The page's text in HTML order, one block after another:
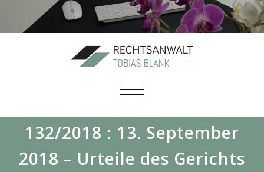
SCHALTE
132/2018 : 13. September
2018 – Urteile des Gerichts